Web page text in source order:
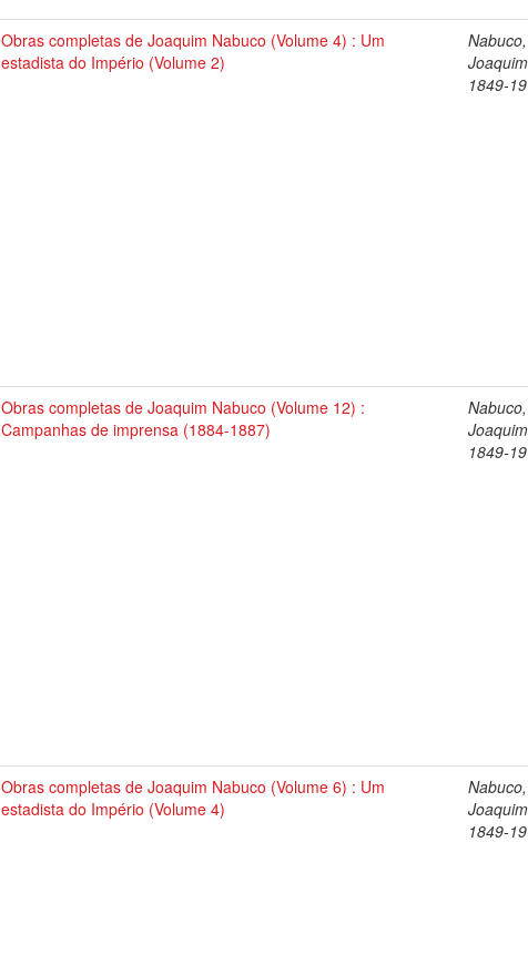
Obras completas de Joaquim Nabuco (Volume 4) : Um
estadista do Império (Volume 2)
Nabuco,
1849-
Obras completas de Joaquim Nabuco (Volume 12) :
Campanhas de imprensa (1884-1887)
Nabuco,
1849-
Obras completas de Joaquim Nabuco (Volume 6) : Um
estadista do Império (Volume 4)
Nabuco,
1849-